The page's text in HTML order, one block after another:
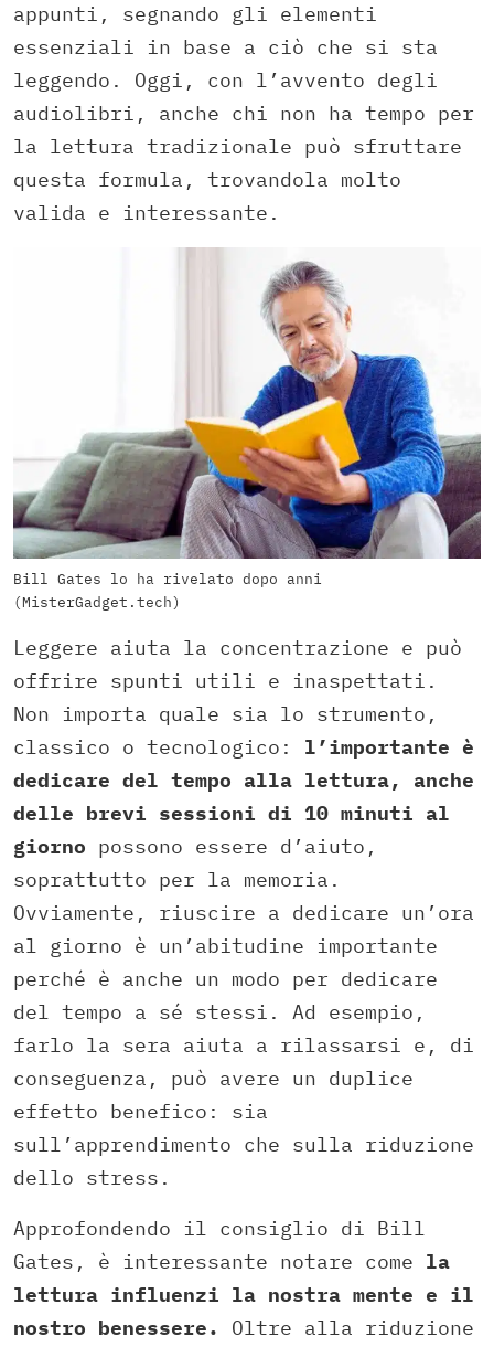
appunti, segnando gli elementi
essenziali in base a ciò che si sta
leggendo. Oggi, con l’avvento degli
audiolibri, anche chi non ha tempo per
la lettura tradizionale può sfruttare
questa formula, trovandola molto
valida e interessante.
Bill Gates lo ha rivelato dopo anni
(MisterGadget.tech)
Leggere aiuta la concentrazione e può
offrire spunti utili e inaspettati.
Non importa quale sia lo strumento,
classico o tecnologico:
l’importante è
dedicare del tempo alla lettura, anche
delle brevi sessioni di 10 minuti al
giorno possono essere d’aiuto,
soprattutto per la memoria.
Ovviamente, riuscire a dedicare un’ora
al giorno è un’abitudine importante
perché è anche un modo per dedicare
del tempo a sé stessi. Ad esempio,
farlo la sera aiuta a rilassarsi e, di
conseguenza, può avere un duplice
effetto benefico: sia
sull’apprendimento che sulla riduzione
dello stress.
Approfondendo il consiglio di Bill
Gates, è interessante notare come la
lettura influenzi la nostra mente e il
nostro benessere.
Oltre alla riduzione